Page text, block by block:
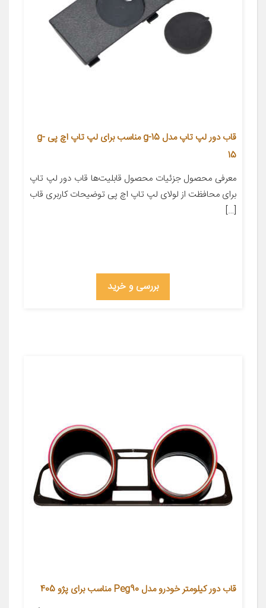
قاب دور لپ تاپ مدل g-15 مناسب برای لپ تاپ اچ پی g-
15
معرفی محصول جزئیات محصول قابلیت‌ها قاب دور لپ تاپ
برای محافظت از لولای لپ تاپ اچ پی توضیحات کاربری قاب
[…]
بررسی و خرید
قاب دور کیلومتر خودرو مدل Peg90 مناسب برای پژو 405